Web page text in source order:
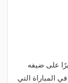
على ضيفه
المباراة التي